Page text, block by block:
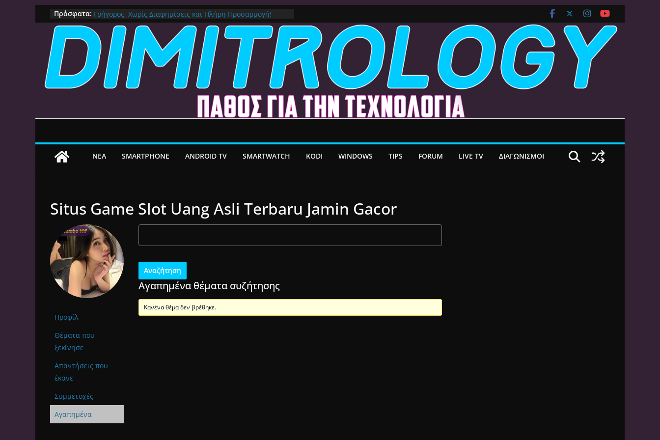
Μετάβαση
σε
περιεχόμενο
Πρόσφατα:
Ο Καλύτερος Launcher για Android TV / Google TV:
Γρήγορος, Χωρίς Διαφημίσεις και Πλήρη Προσαρμογή!
Πως αλλάζουμε DNS Server σε Mac με MacOS Ventura
(Macbook, Mac Mini, iMac, κλπ)
IPVanish Προσφορά: 83% Έκπτωση στο Premium VPN –
Δες γιατί αξίζει
Alive GR Kodi: Γιατί Δεν Λειτουργεί Πλέον το Ελληνικό Add-
on
Ο Καλύτερος Διαχειριστής Αρχείων για Android TV | CX
File Explorer, Καθαρισμός και Ασύρματη Μεταφορά
ΝEA SMARTPHONE ANDROID TV SMARTWATCH KODI WINDOWS TIPS FORUM LIVE TV ΔΙΑΓΩΝΙΣΜΟΙ
Situs Game Slot Uang Asli Terbaru Jamin Gacor
Προφίλ
Θέματα που
ξεκίνησε
Απαντήσεις που
έκανε
Συμμετοχές
Αγαπημένα
Αγαπημένα θέματα συζήτησης
Κανένα θέμα δεν βρέθηκε.